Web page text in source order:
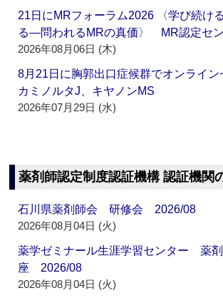
21日にMRフォーラム2026 〈学び続け
る―問われるMRの真価〉 MR認定セ
2026年08月06日 (木)
8月21日に胸郭出口症候群でオンライ
カミノルタJ、キヤノンMS
2026年07月29日 (水)
薬剤師認定制度認証機構 認証機関
石川県薬剤師会 研修会 2026/08
2026年08月04日 (火)
薬学ゼミナール生涯学習センター 薬
座 2026/08
2026年08月04日 (火)